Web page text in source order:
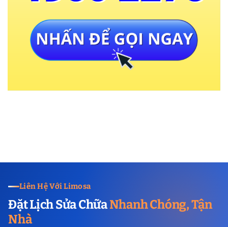
Liên Hệ Với Limosa
Đặt Lịch Sửa ChữaNhanh Chóng, Tận
Nhà